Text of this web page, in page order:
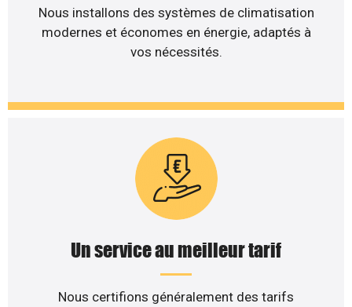
Nous installons des systèmes de climatisation
modernes et économes en énergie, adaptés à
vos nécessités.
Un service au meilleur tarif
Nous certifions généralement des tarifs